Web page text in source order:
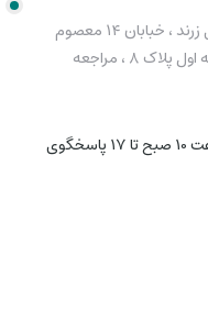
تهران ،مهرآباد ، ۴۵ متری زرند ، خبابان ۱۴ معصوم
،کوچه وحدت یکم ، کوچه اول پلاک ۸ ، مراجعه
شنبه تا پنجشنبه، از ساعت 10 صبح تا 17 پاسخگوی